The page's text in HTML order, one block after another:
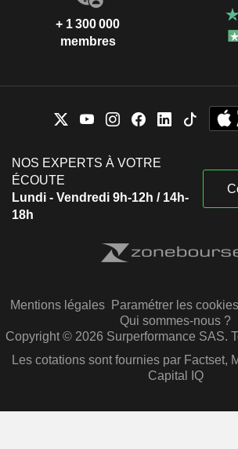
+ 1 300 000
membres
NOS EXPERTS À VOTRE
ÉCOUTE
Lundi - Vendredi 9h-12h / 14h-
18h
Mentions légales Paramétrer les cookies
Qui sommes-nous ?
Copyright © 2026 Surperformance SAS.
Les cotations sont fournies par Factset,
Capital IQ